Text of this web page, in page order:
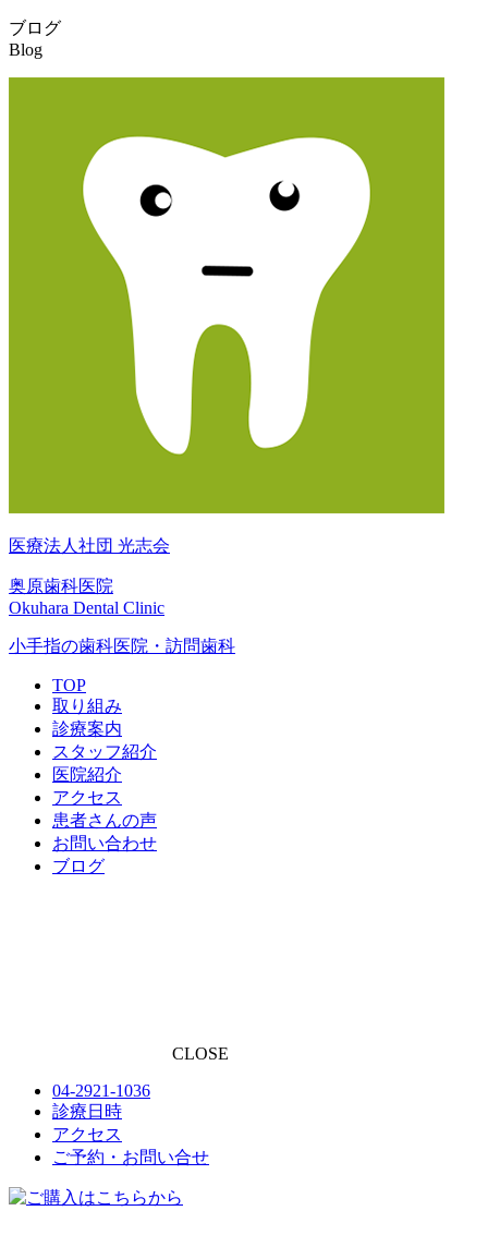
ブログ
Blog
医療法人社団 光志会
奥原歯科医院
Okuhara Dental Clinic
小手指の歯科医院・訪問歯科
TOP
取り組み
診療案内
スタッフ紹介
医院紹介
アクセス
患者さんの声
お問い合わせ
ブログ
CLOSE
04-2921-1036
診療日時
アクセス
ご予約・お問い合せ